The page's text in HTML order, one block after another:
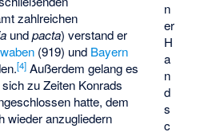
n
er
H
a
n
d
s
c
zahlreichen
undpacta) verstand er
(919) und Bayern
[4] Außerdem gelang es
zu Zeiten Konrads
hatte, dem
wieder anzugliedern